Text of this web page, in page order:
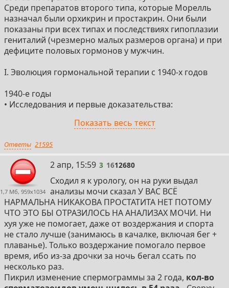
Среди препаратов второго типа, которые Морелль
назначал были орхикрин и простакрин. Они были
показаны при всех типах и последствиях гипоплазии
гениталий (чрезмерно малых размеров органа) и при
дефиците половых гормонов у мужчин.
I. Эволюция гормональной терапии с 1940-х годов
1940-е годы
• Исследования и первые доказательства:
гормонозависимость рака предстательной железы.
(орахиэктомия) приводит к регрессии
метастатического рака, что стало первым
конкретным доказательством эффективности
гормонального вмешательства.
– Параллельно с этим начались первые попытки
заместительной терапии тестостероном, однако на
начальном этапе препараты представляли собой
грубые формы – высушенные железы или их
экстракты, зачастую с неопределённым
тонизирующим эффектом.
1950–1960-е годы
• Синтетический тестостерон и его эфиры:
Показать весь текст
Ответы 21595
1,7 Мб, 959x1034
3
2 апр, 15:59 3 1612680
Сходил я к урологу, он на руки выдал
анализы мочи сказал У ВАС ВСЁ
НАРМАЛЬНА НИКАКОВА ПРОСТАТИТА НЕТ ПОТОМУ
ЧТО ЭТО БЫ ОТРАЗИЛОСЬ НА АНАЛИЗАХ МОЧИ. Ни
хуя уже не помогает, даже от воздержания и спорта
не стало лучше (занимаюсь в качалке, включая бег +
плаванье). Только воздержание помогало первое
время, ибо из-за дрочки за ночь бегал ссать по
несколько раз.
Пикрил изменение спермограммы за 2 года, кол-во